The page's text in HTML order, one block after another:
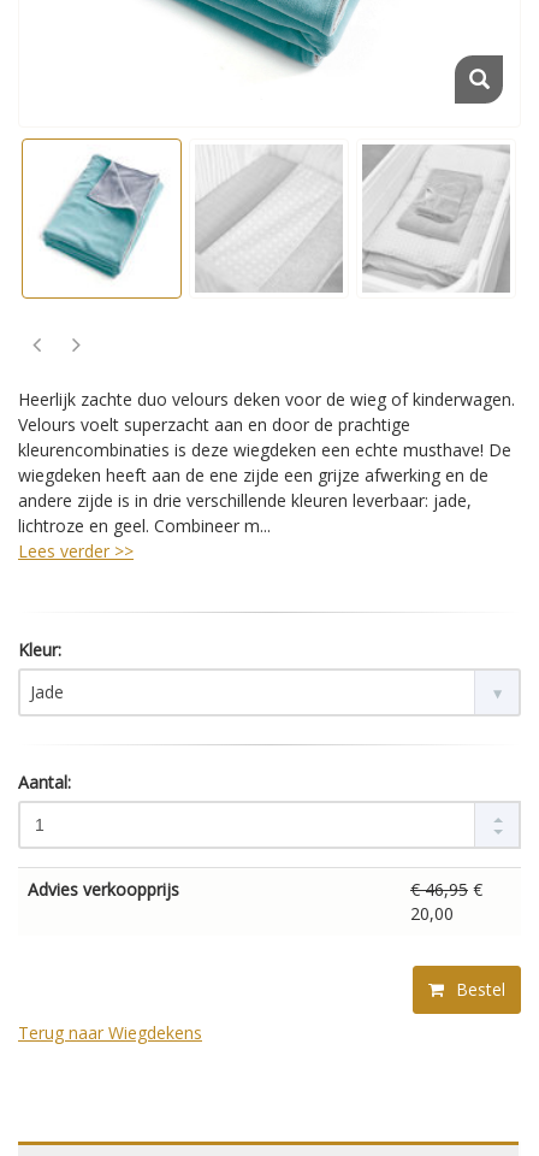
Heerlijk zachte duo velours deken voor de wieg of kinderwagen.
Velours voelt superzacht aan en door de prachtige
kleurencombinaties is deze wiegdeken een echte musthave! De
wiegdeken heeft aan de ene zijde een grijze afwerking en de
andere zijde is in drie verschillende kleuren leverbaar: jade,
lichtroze en geel. Combineer m...
Lees verder >>
Kleur:
Jade
Aantal:
Advies verkoopprijs € 46,95 €
20,00
Bestel
Terug naar Wiegdekens